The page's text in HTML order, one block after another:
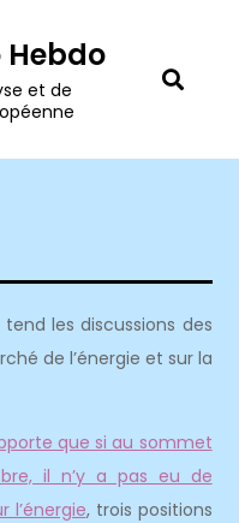
Hebdo
et de
les discussions des
de l’énergie et sur la
que si au sommet
il n’y a pas eu de
l’énergie, trois positions